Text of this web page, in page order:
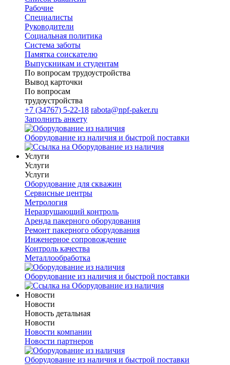
Рабочие
Специалисты
Руководители
Cоциальная политика
Система заботы
Памятка соискателю
Выпускникам и студентам
По вопросам трудоустройства
Вывод карточки
По вопросам
трудоустройства
+7 (34767) 5-22-18 rabota@npf-paker.ru
Заполнить анкету
Оборудование из наличия и быстрой поставки
Услуги
Услуги
Услуги
Оборудование для скважин
Сервисные центры
Метрология
Неразрушающий контроль
Аренда пакерного оборудования
Ремонт пакерного оборудования
Инженерное сопровождение
Контроль качества
Металлообработка
Оборудование из наличия и быстрой поставки
Новости
Новости
Новость детальная
Новости
Новости компании
Новости партнеров
Оборудование из наличия и быстрой поставки